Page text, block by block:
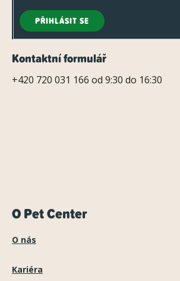
PŘIHLÁSIT SE
Kontaktní formulář
+420 720 031 166 od 9:30 do 16:30
O Pet Center
O nás
Kariéra